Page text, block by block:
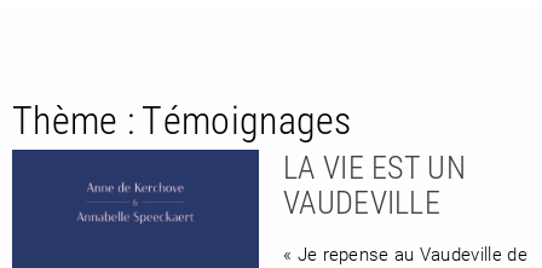
Thème :Témoignages
LA VIE EST UN
VAUDEVILLE
« Je repense au Vaudeville de